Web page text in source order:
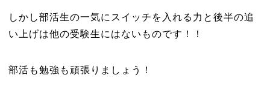
しかし部活生の一気にスイッチを入れる力と後半の追
い上げは他の受験生にはないものです！！
部活も勉強も頑張りましょう！